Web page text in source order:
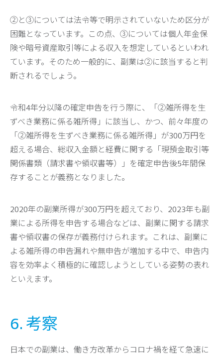
②と③については法令等で明示されていないため区分が
困難となっています。この点、③については個人年金保
険や暗号資産取引等による収入を想定しているといわれ
ています。そのため一般的に、副業は②に該当すると判
断されるでしょう。
令和4年分以降の確定申告を行う際に、「②雑所得を生
ずべき業務に係る雑所得」に該当し、かつ、前々年度の
「②雑所得を生ずべき業務に係る雑所得」が300万円を
超える場合、総収入金額と経費に関する「現預金取引等
関係書類（請求書や領収書等）」を確定申告後5年間保
存することが義務となりました。
2020年の副業所得が300万円を超えており、2023年も副
業による所得を申告する場合などは、副業に関する請求
書や領収書の保存が義務付けられます。これは、副業に
よる雑所得の申告漏れや無申告が増加する中で、申告内
容を効率よく積極的に確認しようとしている姿勢の表れ
といえます。
6. 考察
日本での副業は、働き方改革からコロナ禍を経て急速に